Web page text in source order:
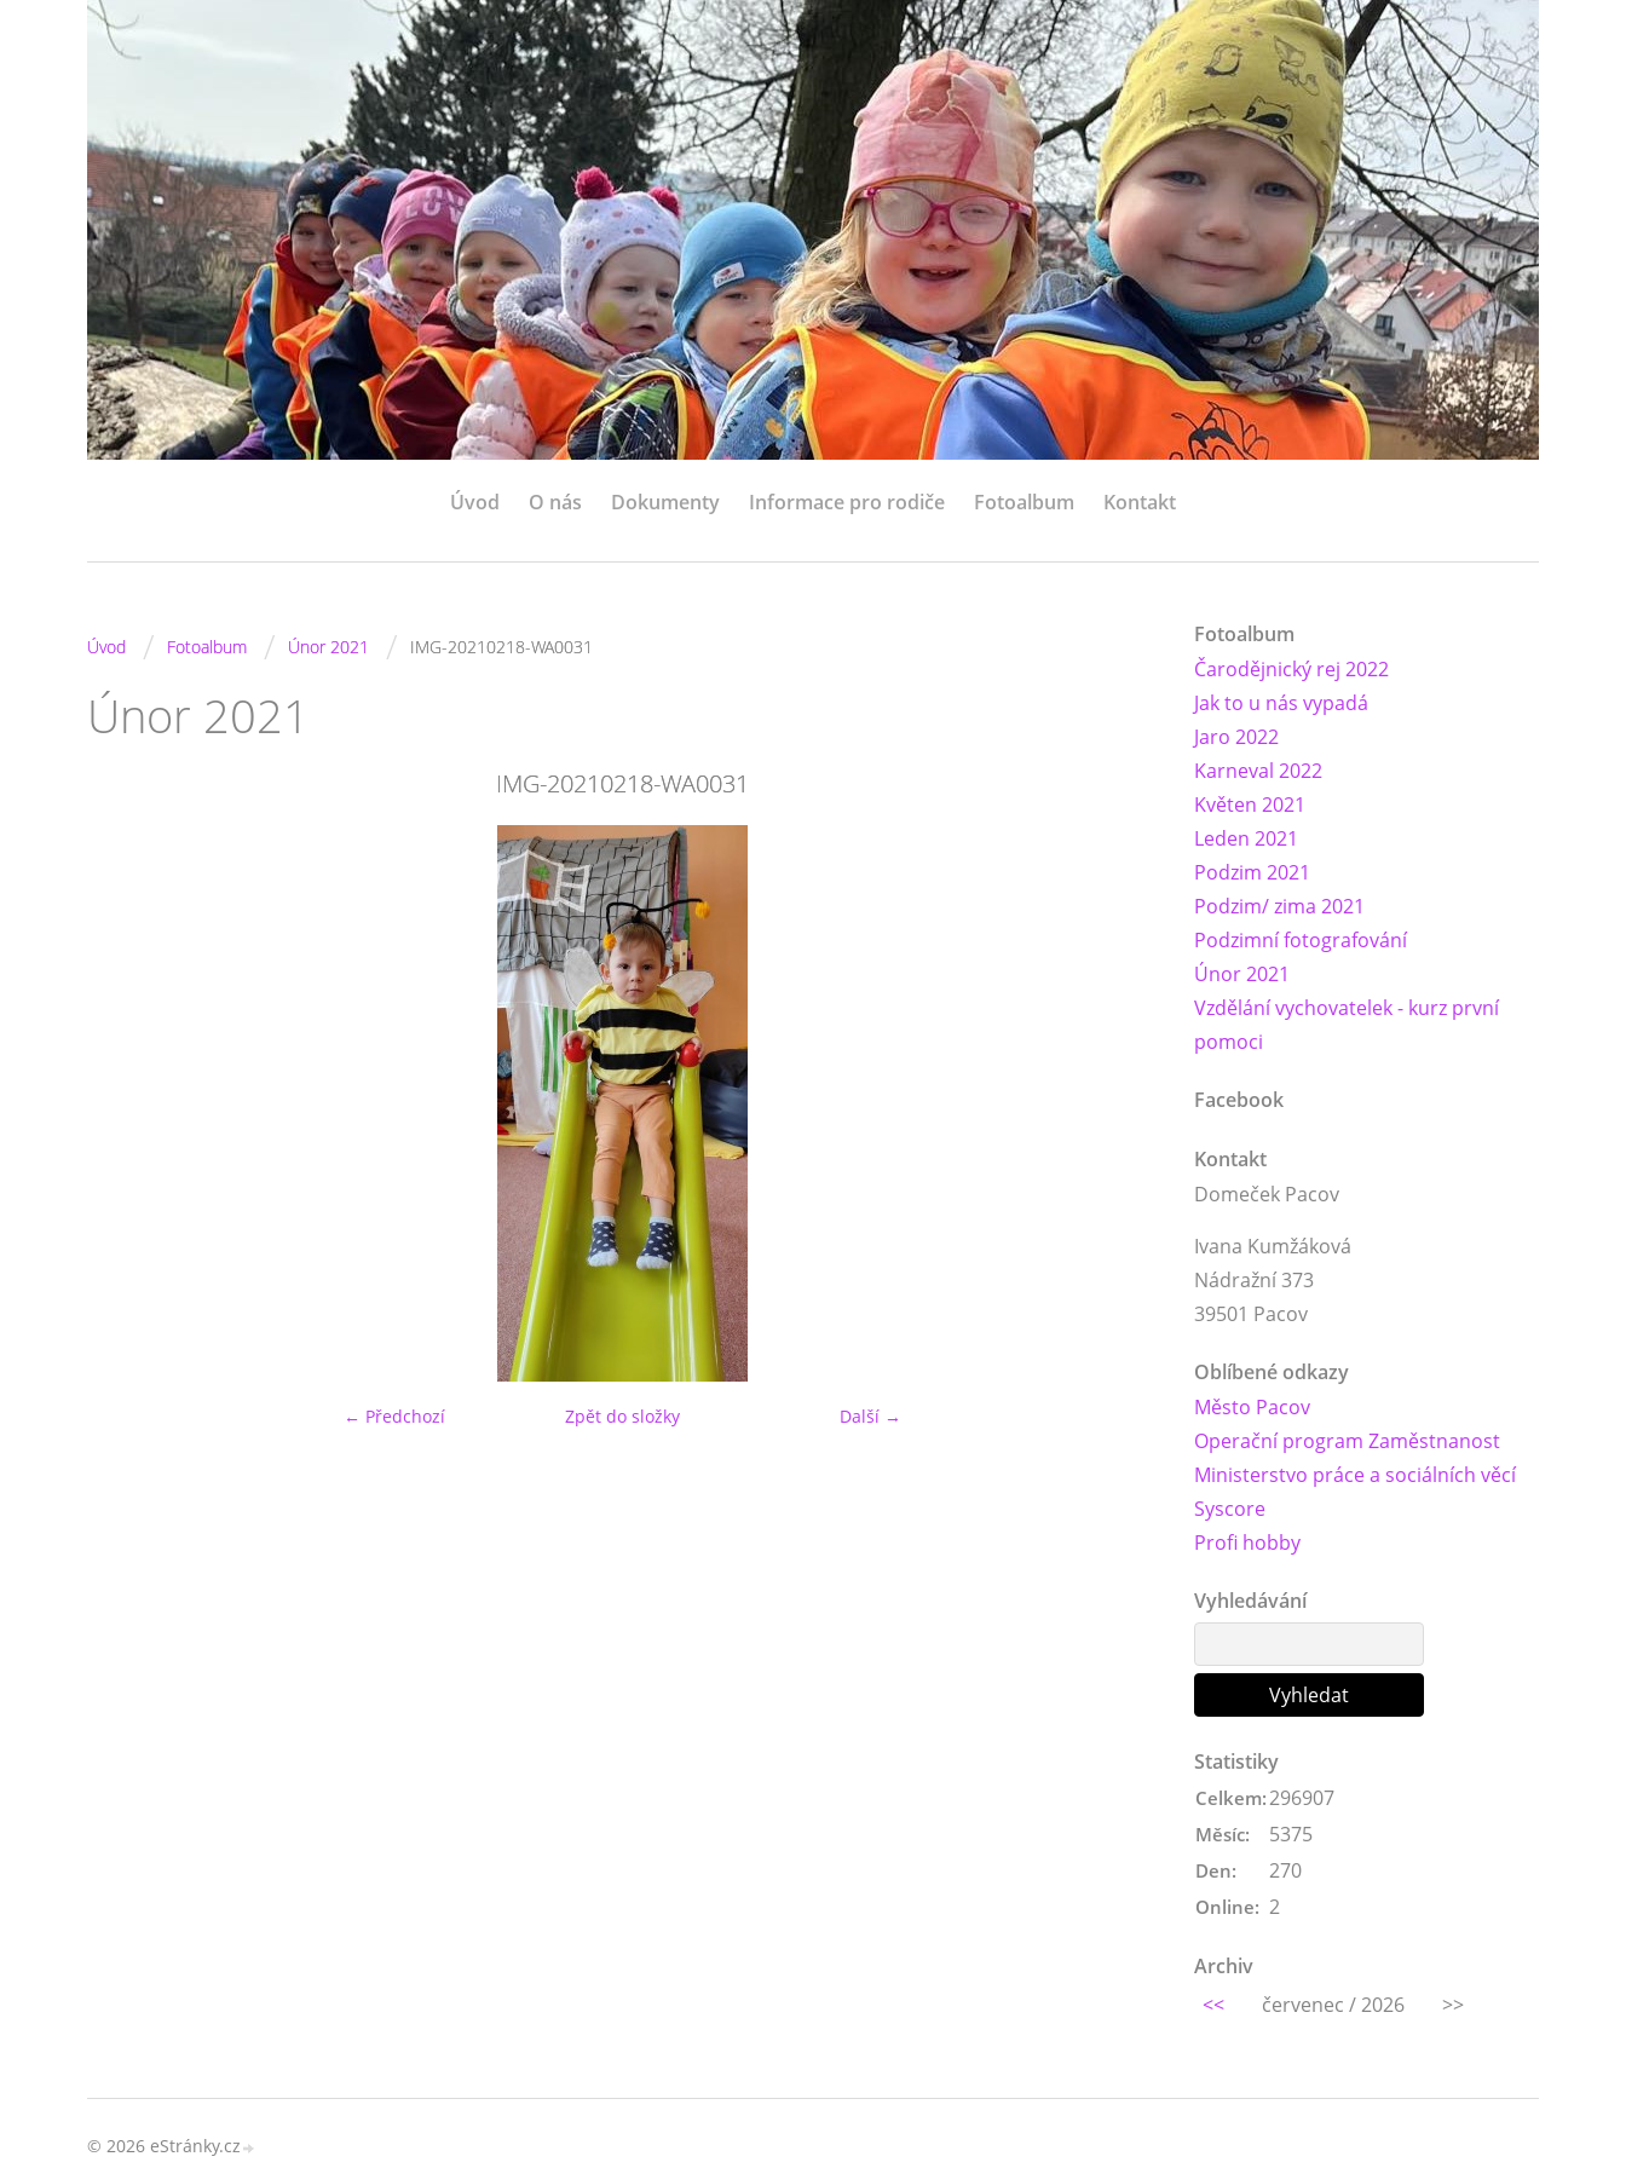
Úvod O nás Dokumenty Informace pro rodiče Fotoalbum Kontakt
Úvod / Fotoalbum / Únor 2021 / IMG-20210218-WA0031
Únor 2021
IMG-20210218-WA0031
← Předchozí Další →
Zpět do složky
Fotoalbum
Čarodějnický rej 2022
Jak to u nás vypadá
Jaro 2022
Karneval 2022
Květen 2021
Leden 2021
Podzim 2021
Podzim/ zima 2021
Podzimní fotografování
Únor 2021
Vzdělání vychovatelek - kurz první
pomoci
Facebook
Kontakt
Domeček Pacov
Ivana Kumžáková
Nádražní 373
39501 Pacov
Oblíbené odkazy
Město Pacov
Operační program Zaměstnanost
Ministerstvo práce a sociálních věcí
Syscore
Profi hobby
Vyhledávání
Statistiky
Online: 2
Celkem:296907
Měsíc: 5375
Den: 270
Archiv
<<
červenec / 2026 >>
© 2026 eStránky.cz